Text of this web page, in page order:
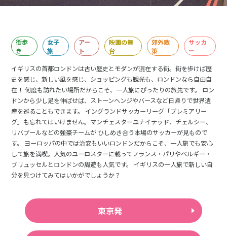
街歩
き
女子
旅
アー
ト
映画の舞
台
郊外散
策
サッカ
ー
イギリスの首都ロンドンは古い歴史とモダンが混在する街。街を歩けば歴
史を感じ、新しい風を感じ、ショッピングも観光も、ロンドンなら自由自
在！ 何度も訪れたい場所だからこそ、一人旅にぴったりの旅先です。 ロン
ドンから少し足を伸ばせば、ストーンヘンジやバースなど日帰りで世界遺
産を巡ることもできます。 イングランドサッカーリーグ「プレミアリー
グ」も忘れてはいけません。マンチェスターユナイテッド、チェルシー、
リバプールなどの強豪チームが ひしめき合う本場のサッカーが見もので
す。 ヨーロッパの中では治安もいいロンドンだからこそ、一人旅でも安心
して旅を満喫。人気のユーロスターに載ってフランス・パリやベルギー・
ブリュッセルとロンドンの周遊も人気です。 イギリスの一人旅で新しい自
分を見つけてみてはいかがでしょうか？
東京発